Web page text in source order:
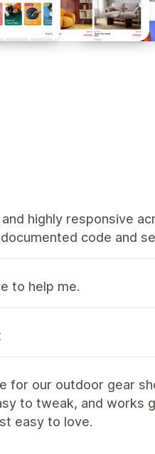
highly responsive
code and
to help me.
for our outdoor gear
to tweak, and works
easy to love.